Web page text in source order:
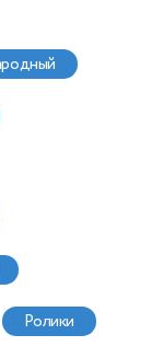
ролики